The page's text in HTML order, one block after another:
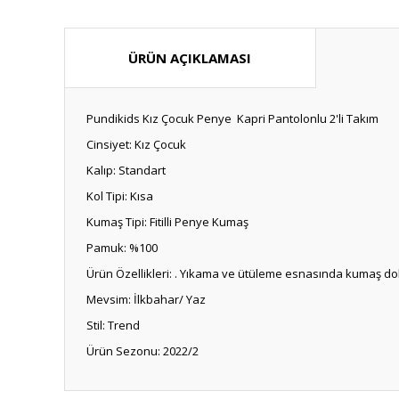
ÜRÜN AÇIKLAMASI
Pundikids Kız Çocuk Penye Kapri Pantolonlu 2'li Takım
Cinsiyet: Kız Çocuk
Kalıp: Standart
Kol Tipi: Kısa
Kumaş Tipi: Fitilli Penye Kumaş
Pamuk: %100
Ürün Özellikleri: . Yıkama ve ütüleme esnasında kumaş
Mevsim: İlkbahar/ Yaz
Stil: Trend
Ürün Sezonu: 2022/2